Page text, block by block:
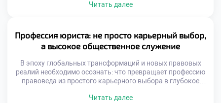
мастеров своего дела учащиеся прокачивают
юридическая практика. Именно поэтому качественное
обучение в московском техникуме становится той самой
надежной гарантией, которая […]
Читать далее
Профессия юриста: не просто карьерный выбор,
а высокое общественное служение
В эпоху глобальных трансформаций и новых правовых
реалий необходимо осознать: что превращает профессию
правоведа из простого карьерного выбора в глубокое
неизбежно приходим к пониманию фундаментальной
Читать далее